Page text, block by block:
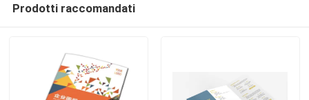
Prodotti raccomandati